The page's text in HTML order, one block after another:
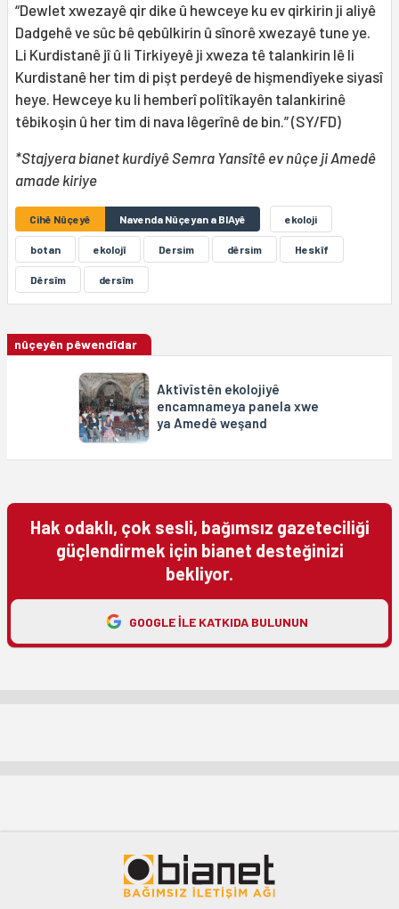
“Dewlet xwezayê qir dike û hewceye ku ev qirkirin ji aliyê
Dadgehê ve sûc bê qebûlkirin û sînorê xwezayê tune ye.
Li Kurdistanê jî û li Tirkiyeyê ji xweza tê talankirin lê li
Kurdistanê her tim di pişt perdeyê de hişmendîyeke siyasî
heye. Hewceye ku li hemberî polîtîkayên talankirinê
têbikoşin û her tim di nava lêgerînê de bin.” (SY/FD)
*Stajyera bianet kurdiyê Semra Yansîtê ev nûçe ji Amedê
amade kiriye
Cihê Nûçeyê Navenda Nûçeyan a BIAyê ekoloji
botan ekolojî Dersim dêrsim Heskîf
Dêrsîm dersîm
nûçeyên pêwendîdar
Aktîvîstên ekolojiyê
encamnameya panela xwe
ya Amedê weşand
Hak odaklı, çok sesli, bağımsız gazeteciliği
güçlendirmek için bianet desteğinizi
bekliyor.
GOOGLE ILE KATKIDA BULUNUN